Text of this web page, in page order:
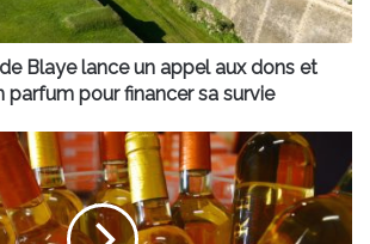
Blaye lance un appel aux dons et
parfum pour financer sa survie